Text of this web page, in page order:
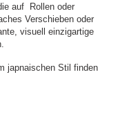
auf Rollen oder
Verschieben oder
visuell einzigartige
japnaischen Stil finden